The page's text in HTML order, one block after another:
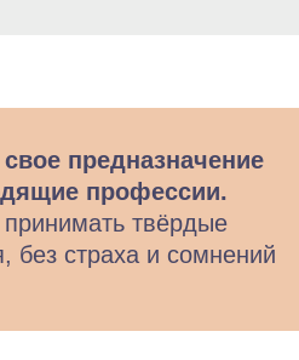
свое предназначение
профессии.
принимать твёрдые
без страха и сомнений